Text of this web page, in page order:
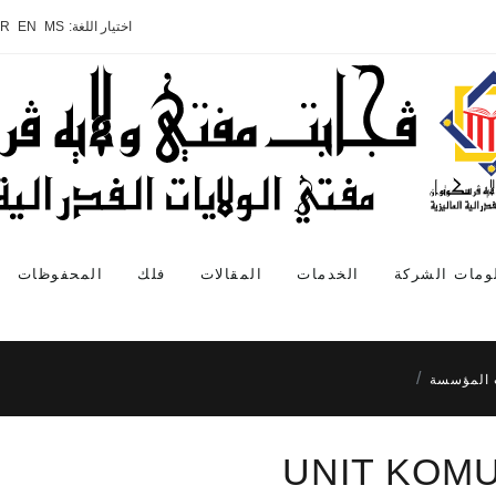
اختيار اللغة: MS
EN
الشركة الخدمات المقالات فلك المحفوظات
المؤسسة
UNIT